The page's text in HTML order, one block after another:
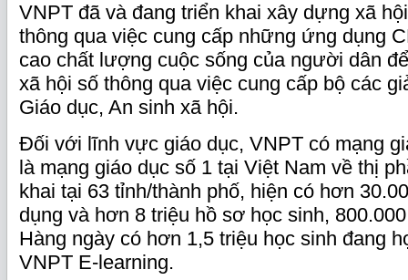
VNPT đã và đang triển khai xây dựng xã
thông qua việc cung cấp những ứng dụng
cao chất lượng cuộc sống của người dân
xã hội số thông qua việc cung cấp bộ các
Giáo dục, An sinh xã hội.
Đối với lĩnh vực giáo dục, VNPT có mạng
là mạng giáo dục số 1 tại Việt Nam về thị
khai tại 63 tỉnh/thành phố, hiện có hơn
dụng và hơn 8 triệu hồ sơ học sinh,
Hàng ngày có hơn 1,5 triệu học sinh đang
VNPT E-learning.